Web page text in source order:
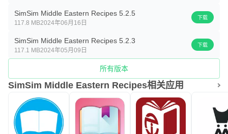
SimSim Middle Eastern Recipes 5.2.5
117.8 MB2024年06月16日
下载
SimSim Middle Eastern Recipes 5.2.3
117.1 MB2024年05月09日
下载
所有版本
SimSim Middle Eastern Recipes相关应用